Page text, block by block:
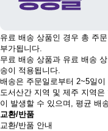
유료 배송 상품인 경우 총 주
부가됩니다.
무료 배송 상품과 유료 배송
송이 적용됩니다.
배송은 주문일로부터 2~5일
도서산간 지역 및 제주 지역
이 발생할 수 있으며, 평균 배
교환/반품
교환/반품 안내